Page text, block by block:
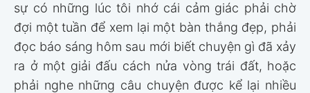
sự có những lúc tôi nhớ cái cảm giác phải chờ
đợi một tuần để xem lại một bàn thắng đẹp, phải
đọc báo sáng hôm sau mới biết chuyện gì đã xảy
ra ở một giải đấu cách nửa vòng trái đất, hoặc
phải nghe những câu chuyện được kể lại nhiều